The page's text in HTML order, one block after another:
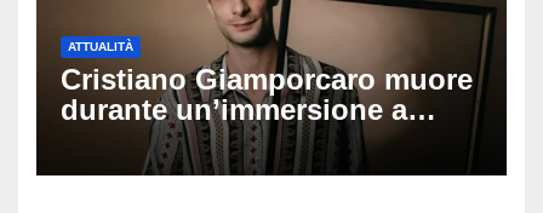
ATTUALITÀ
Cristiano Giamporcaro muore
durante un’immersione a
Lampedusa: aperta
un’inchiesta per omicidio